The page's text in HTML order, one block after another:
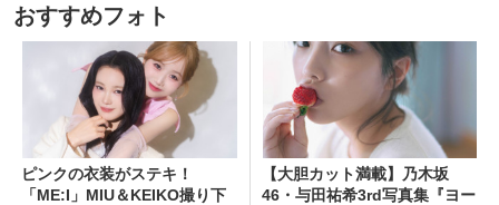
おすすめフォト
ピンクの衣装がステキ！
「ME:I」MIU＆KEIKO撮り下
【大胆カット満載】乃木坂
46・与田祐希3rd写真集『ヨー